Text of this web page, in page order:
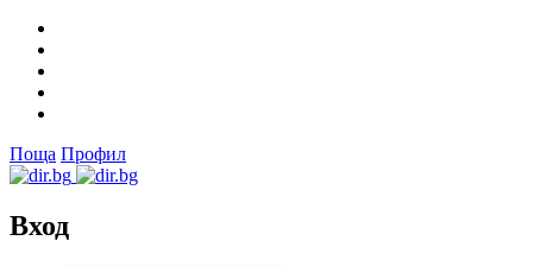
Поща Профил
Вход